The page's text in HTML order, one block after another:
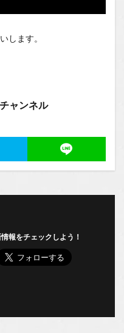
します。
ャンネル
報をチェックしよう！